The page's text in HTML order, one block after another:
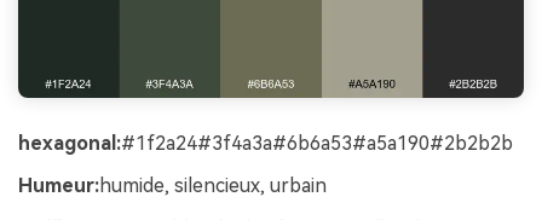
hexagonal:#1f2a24#3f4a3a#6b6a53#a5a190#2b2b2b
Humeur:humide, silencieux, urbain